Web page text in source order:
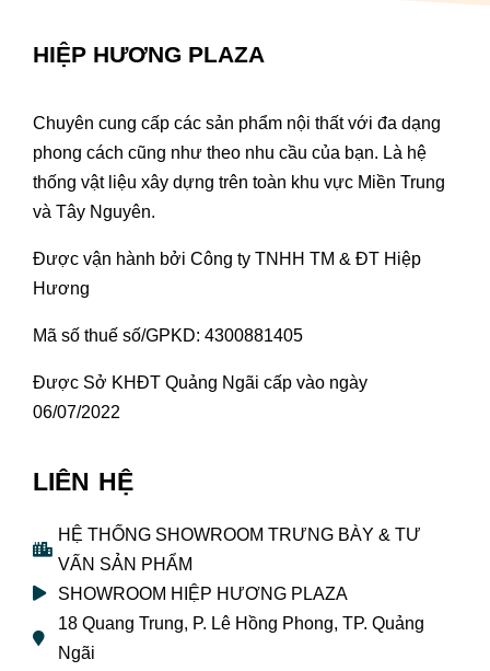
HIỆP HƯƠNG PLAZA
Chuyên cung cấp các sản phẩm nội thất với đa dạng
phong cách cũng như theo nhu cầu của bạn. Là hệ
thống vật liệu xây dựng trên toàn khu vực Miền Trung
và Tây Nguyên.
Được vận hành bởi Công ty TNHH TM & ĐT Hiệp
Hương
Mã số thuế số/GPKD: 4300881405
Được Sở KHĐT Quảng Ngãi cấp vào ngày
06/07/2022
LIÊN HỆ
HỆ THỐNG SHOWROOM TRƯNG BÀY & TƯ
VẤN SẢN PHẨM
SHOWROOM HIỆP HƯƠNG PLAZA
18 Quang Trung, P. Lê Hồng Phong, TP. Quảng
Ngãi